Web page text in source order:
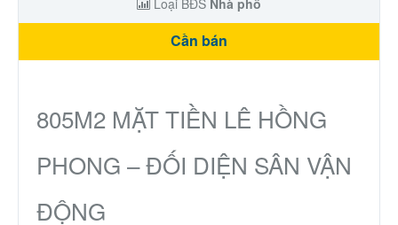
Ecocity Premia
Cần bán
805M2 MẶT TIỀN LÊ HỒNG
PHONG – ĐỐI DIỆN SÂN VẬN
ĐỘNG